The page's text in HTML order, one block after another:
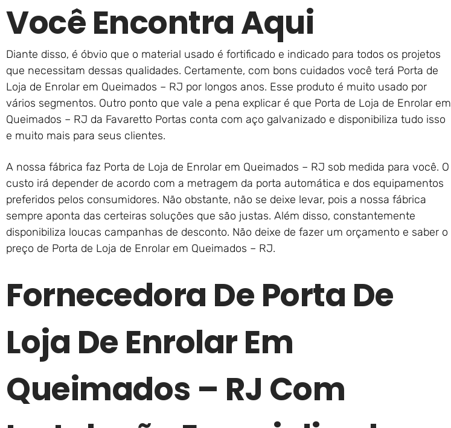
Você Encontra Aqui
Diante disso, é óbvio que o material usado é fortificado e indicado para todos os projetos
que necessitam dessas qualidades. Certamente, com bons cuidados você terá Porta de
Loja de Enrolar em Queimados – RJ por longos anos. Esse produto é muito usado por
vários segmentos. Outro ponto que vale a pena explicar é que Porta de Loja de Enrolar em
Queimados – RJ da Favaretto Portas conta com aço galvanizado e disponibiliza tudo isso
e muito mais para seus clientes.
A nossa fábrica faz Porta de Loja de Enrolar em Queimados – RJ sob medida para você. O
custo irá depender de acordo com a metragem da porta automática e dos equipamentos
preferidos pelos consumidores. Não obstante, não se deixe levar, pois a nossa fábrica
sempre aponta das certeiras soluções que são justas. Além disso, constantemente
disponibiliza loucas campanhas de desconto. Não deixe de fazer um orçamento e saber o
preço de Porta de Loja de Enrolar em Queimados – RJ.
Fornecedora De Porta De
Loja De Enrolar Em
Queimados – RJ Com